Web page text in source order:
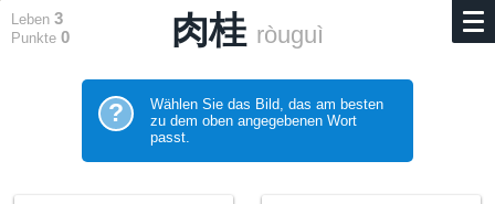
Leben 3
Punkte 0 肉桂 ròuguì
?
Wählen Sie das Bild, das am besten
zu dem oben angegebenen Wort
passt.